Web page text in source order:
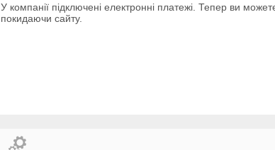
У компанії підключені електронні платежі. Тепер ви
покидаючи сайту.